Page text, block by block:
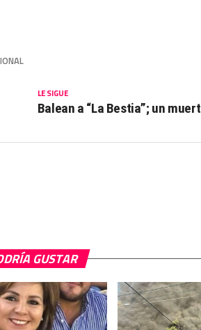
LE SIGUE
Balean a “La Bestia”; un
GUSTAR